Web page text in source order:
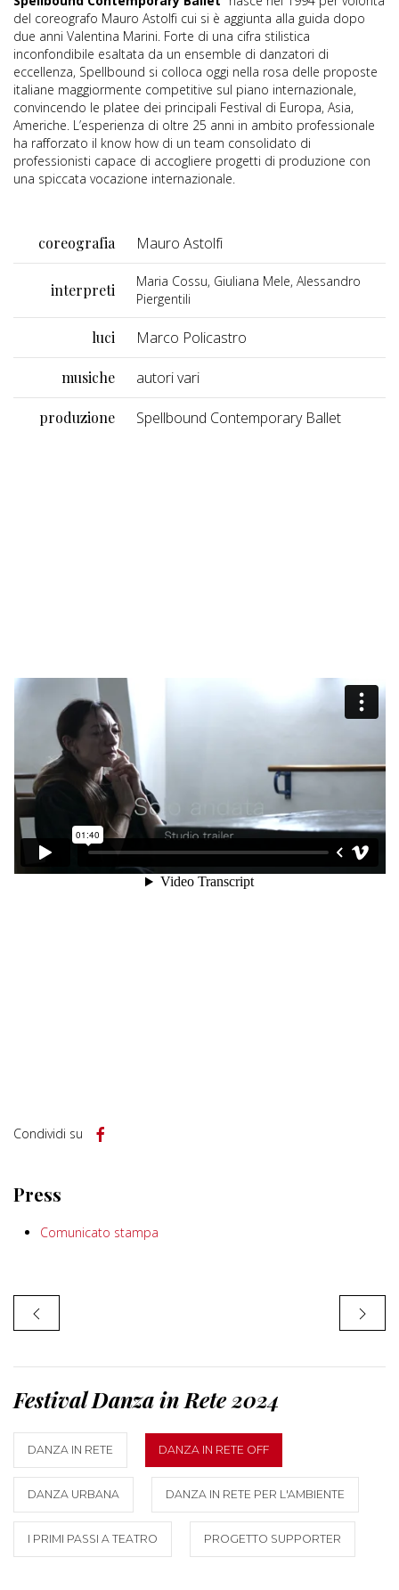
del coreografo Mauro Astolfi cui si è aggiunta alla guida dopo
due anni Valentina Marini. Forte di una cifra stilistica
inconfondibile esaltata da un ensemble di danzatori di
eccellenza, Spellbound si colloca oggi nella rosa delle proposte
italiane maggiormente competitive sul piano internazionale,
convincendo le platee dei principali Festival di Europa, Asia,
Americhe. L’esperienza di oltre 25 anni in ambito professionale
ha rafforzato il know how di un team consolidato di
professionisti capace di accogliere progetti di produzione con
una spiccata vocazione internazionale.
coreografia Mauro Astolfi
interpreti
Maria Cossu, Giuliana Mele, Alessandro
Piergentili
luci Marco Policastro
musiche autori vari
produzione Spellbound Contemporary Ballet
Condividi su
Press
Comunicato stampa
Festival Danza in Rete 2024
DANZA IN RETE DANZA IN RETE OFF
DANZA URBANA DANZA IN RETE PER L'AMBIENTE
I PRIMI PASSI A TEATRO PROGETTO SUPPORTER